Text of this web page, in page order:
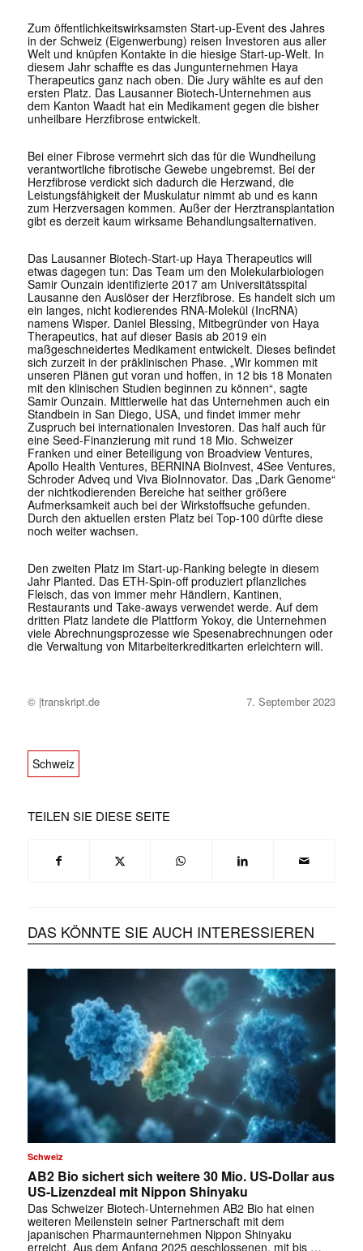
Zum öffentlichkeitswirksamsten Start-up-Event des Jahres
in der Schweiz (Eigenwerbung) reisen Investoren aus aller
Welt und knüpfen Kontakte in die hiesige Start-up-Welt. In
diesem Jahr schaffte es das Jungunternehmen Haya
Therapeutics ganz nach oben. Die Jury wählte es auf den
ersten Platz. Das Lausanner Biotech-Unternehmen aus
dem Kanton Waadt hat ein Medikament gegen die bisher
unheilbare Herzfibrose entwickelt.
Bei einer Fibrose vermehrt sich das für die Wundheilung
verantwortliche fibrotische Gewebe ungebremst. Bei der
Herzfibrose verdickt sich dadurch die Herzwand, die
Leistungsfähigkeit der Muskulatur nimmt ab und es kann
zum Herzversagen kommen. Außer der Herztransplantation
gibt es derzeit kaum wirksame Behandlungsalternativen.
Das Lausanner Biotech-Start-up Haya Therapeutics will
etwas dagegen tun: Das Team um den Molekularbiologen
Samir Ounzain identifizierte 2017 am Universitätsspital
Lausanne den Auslöser der Herzfibrose. Es handelt sich um
ein langes, nicht kodierendes RNA-Molekül (IncRNA)
namens Wisper. Daniel Blessing, Mitbegründer von Haya
Therapeutics, hat auf dieser Basis ab 2019 ein
maßgeschneidertes Medikament entwickelt. Dieses befindet
sich zurzeit in der präklinischen Phase. „Wir kommen mit
unseren Plänen gut voran und hoffen, in 12 bis 18 Monaten
mit den klinischen Studien beginnen zu können“, sagte
Samir Ounzain. Mittlerweile hat das Unternehmen auch ein
Standbein in San Diego, USA, und findet immer mehr
Zuspruch bei internationalen Investoren. Das half auch für
eine Seed-Finanzierung mit rund 18 Mio. Schweizer
Franken und einer Beteiligung von Broadview Ventures,
Apollo Health Ventures, BERNINA BioInvest, 4See Ventures,
Schroder Adveq und Viva BioInnovator. Das „Dark Genome“
der nichtkodierenden Bereiche hat seither größere
Aufmerksamkeit auch bei der Wirkstoffsuche gefunden.
Durch den aktuellen ersten Platz bei Top-100 dürfte diese
noch weiter wachsen.
Den zweiten Platz im Start-up-Ranking belegte in diesem
Jahr Planted. Das ETH-Spin-off produziert pflanzliches
Fleisch, das von immer mehr Händlern, Kantinen,
Restaurants und Take-aways verwendet werde. Auf dem
dritten Platz landete die Plattform Yokoy, die Unternehmen
viele Abrechnungsprozesse wie Spesenabrechnungen oder
die Verwaltung von Mitarbeiterkreditkarten erleichtern will.
© |transkript.de 7. September 2023
Schweiz
TEILEN SIE DIESE SEITE
DAS KÖNNTE SIE AUCH INTERESSIEREN
Schweiz
AB2 Bio sichert sich weitere 30 Mio. US-Dollar aus
US-Lizenzdeal mit Nippon Shinyaku
Das Schweizer Biotech-Unternehmen AB2 Bio hat einen
weiteren Meilenstein seiner Partnerschaft mit dem
japanischen Pharmaunternehmen Nippon Shinyaku
erreicht. Aus dem Anfang 2025 geschlossenen, mit bis …